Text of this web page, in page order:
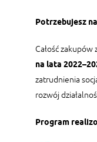
Potrzebujesz
Całość
na lata
zatrudnienia
rozwój
Program